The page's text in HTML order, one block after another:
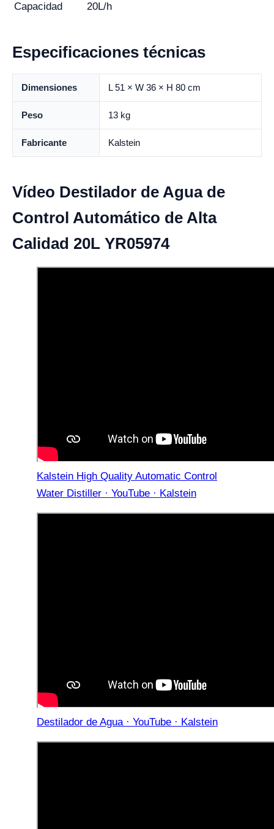
Capacidad 20L/h
Especificaciones técnicas
Dimensiones L 51 × W 36 × H 80 cm
Peso 13 kg
Fabricante Kalstein
Vídeo Destilador de Agua de
Control Automático de Alta
Calidad 20L YR05974
Kalstein High Quality Automatic Control
Water Distiller · YouTube · Kalstein
Destilador de Agua · YouTube · Kalstein